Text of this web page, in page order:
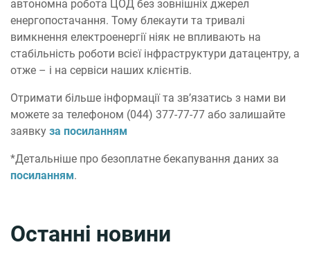
автономна робота ЦОД без зовнішніх джерел
енергопостачання. Тому блекаути та тривалі
вимкнення електроенергії ніяк не впливають на
стабільність роботи всієї інфраструктури датацентру, а
отже – і на сервіси наших клієнтів.
Отримати більше інформації та зв’язатись з нами ви
можете за телефоном (044) 377-77-77 або залишайте
заявку за посиланням
*Детальніше про безоплатне бекапування даних за
посиланням.
Останні новини